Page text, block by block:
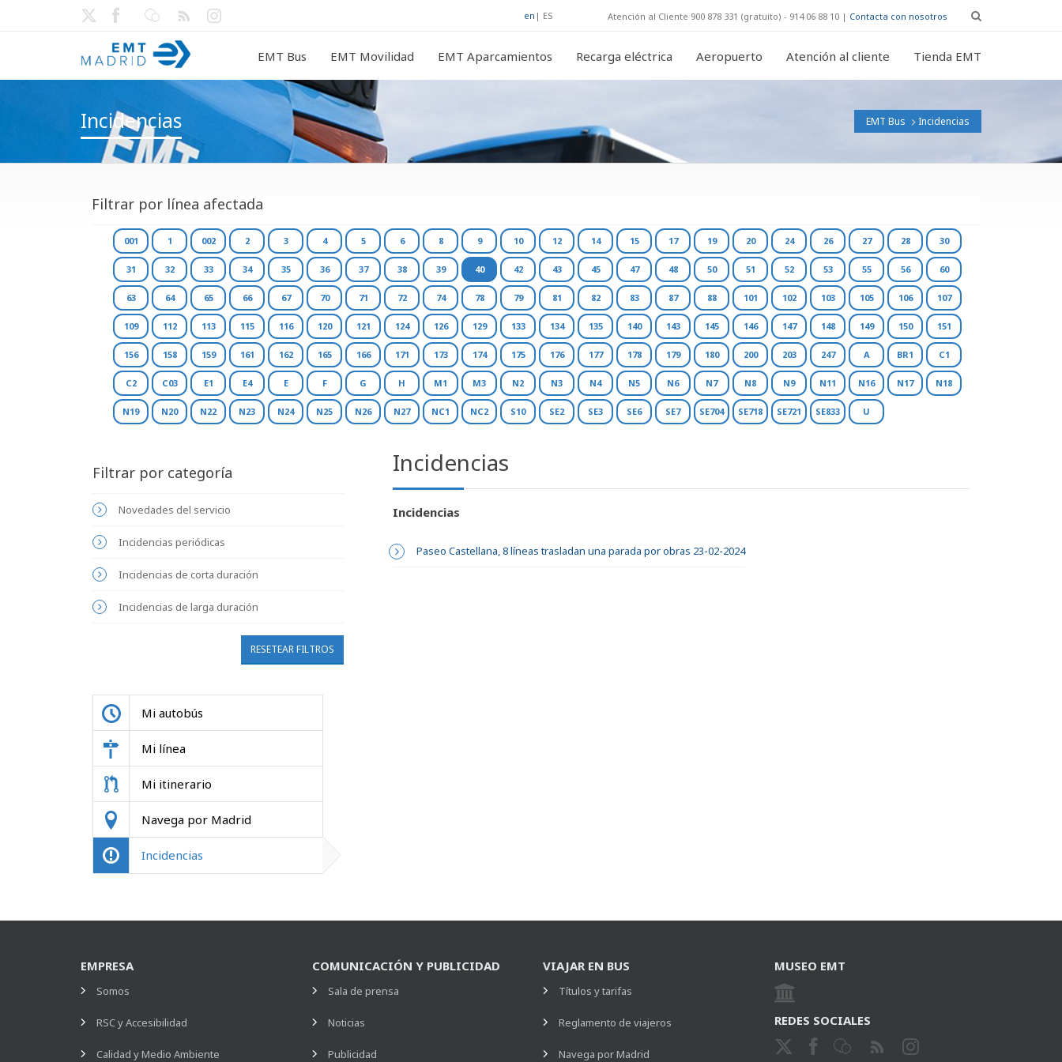
en | ES Atención al Cliente 900 878 331 (gratuito) - 914 06 88 10 | Contacta con nosotros
EMT Bus EMT Movilidad EMT Aparcamientos Recarga eléctrica Aeropuerto Atención al cliente Tienda EMT
Incidencias EMT Bus Incidencias
Filtrar por línea afectada
001 1 002 2 3 4 5 6 8 9 10 12 14 15 17 19 20 24 26 27 28 30
31 32 33 34 35 36 37 38 39 40 42 43 45 47 48 50 51 52 53 55 56 60
63 64 65 66 67 70 71 72 74 78 79 81 82 83 87 88 101 102 103 105 106 107
109 112 113 115 116 120 121 124 126 129 133 134 135 140 143 145 146 147 148 149 150 151
156 158 159 161 162 165 166 171 173 174 175 176 177 178 179 180 200 203 247 A BR1 C1
C2 C03 E1 E4 E F G H M1 M3 N2 N3 N4 N5 N6 N7 N8 N9 N11 N16 N17 N18
N19 N20 N22 N23 N24 N25 N26 N27 NC1 NC2 S10 SE2 SE3 SE6 SE7 SE704 SE718 SE721 SE833 U
Filtrar por categoría
Novedades del servicio
Incidencias periódicas
Incidencias de corta duración
Incidencias de larga duración
RESETEAR FILTROS
Mi autobús
Mi línea
Mi itinerario
Navega por Madrid
Incidencias
Incidencias
Incidencias
Paseo Castellana, 8 líneas trasladan una parada por obras 23-02-2024
EMPRESA
Somos
RSC y Accesibilidad
Calidad y Medio Ambiente
COMUNICACIÓN Y PUBLICIDAD
Sala de prensa
Noticias
Publicidad
VIAJAR EN BUS
Títulos y tarifas
Reglamento de viajeros
Navega por Madrid
MUSEO EMT
REDES SOCIALES